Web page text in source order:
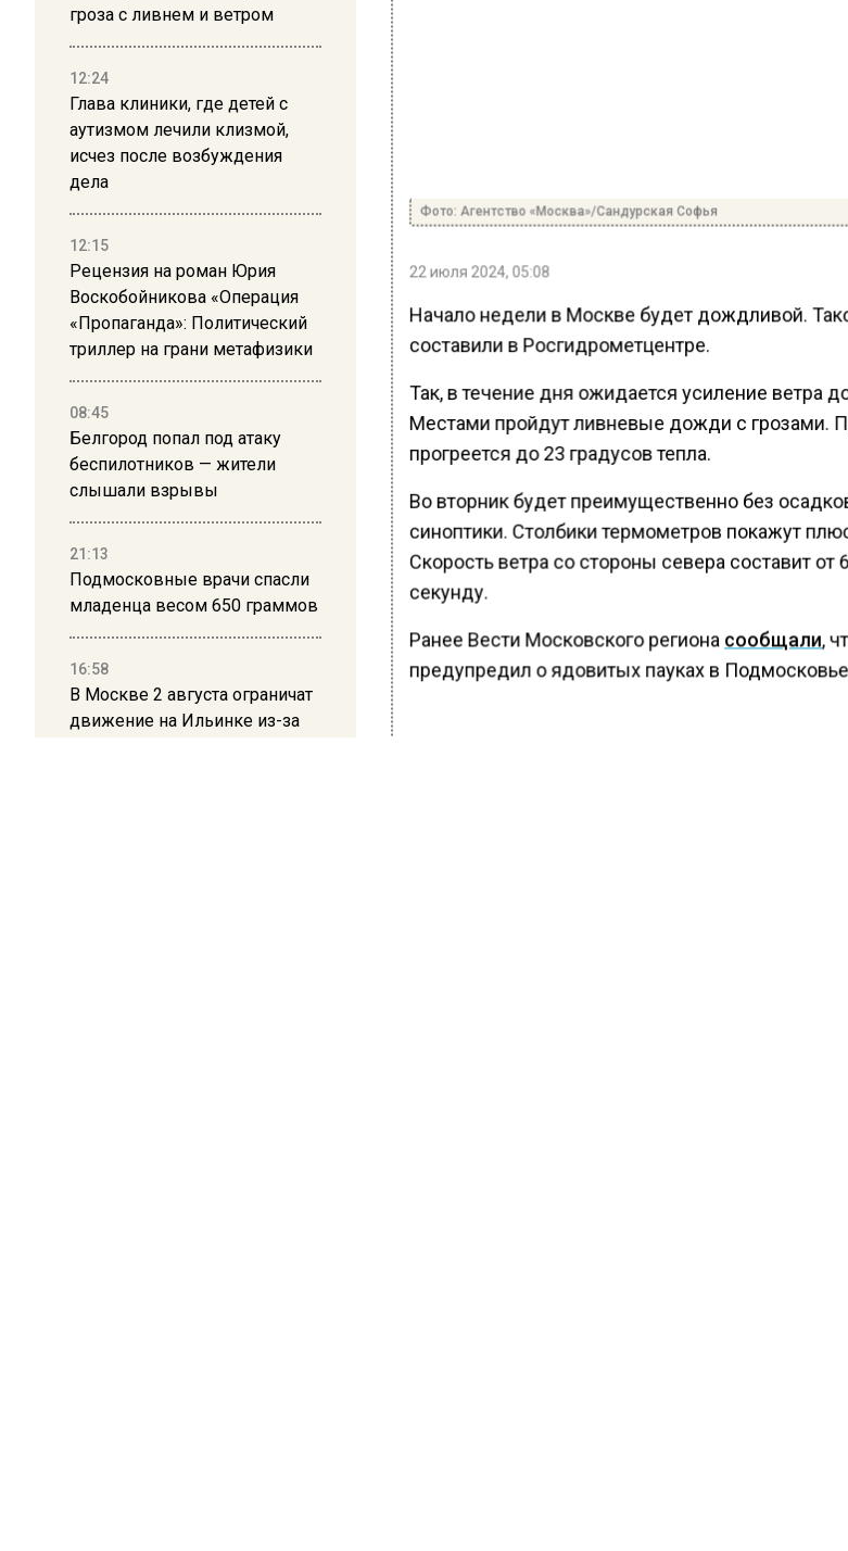
гроза с ливнем и ветром
12:24
Глава клиники, где детей с
аутизмом лечили клизмой,
исчез после возбуждения
дела
12:15
Рецензия на роман Юрия
Воскобойникова «Операция
«Пропаганда»: Политический
триллер на грани метафизики
08:45
Белгород попал под атаку
беспилотников — жители
слышали взрывы
21:13
Подмосковные врачи спасли
младенца весом 650 граммов
16:58
В Москве 2 августа ограничат
движение на Ильинке из-за
Фото: Агентство «Москва»/Сандурская Софья
22 июля 2024, 05:08
Начало недели в Москве будет дождливой.
составили в Росгидрометцентре.
Так, в течение дня ожидается усиление ветра
Местами пройдут ливневые дожди с грозами.
прогреется до 23 градусов тепла.
Во вторник будет преимущественно без
синоптики. Столбики термометров покажут
Скорость ветра со стороны севера составит от
секунду.
Ранее Вести Московского региона сообщали,
предупредил о ядовитых пауках в